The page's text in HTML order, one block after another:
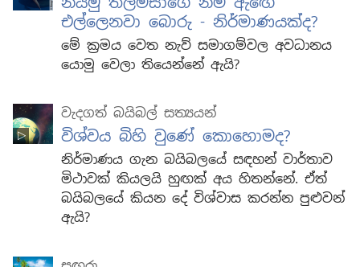
එල්ලෙනවා බොරු - නිර්මාණයක්ද?
මේ ක්‍රමය වෙත නැව් සමාගම්වල අවධානය
යොමු වෙලා තියෙන්නේ ඇයි?
වැදගත් බයිබල් සත්‍යයන්
විශ්වය බිහි වුණේ කොහොමද?
නිර්මාණය ගැන බයිබලයේ සඳහන් වාර්තාව
මිථාවක් කියලයි හුඟක් අය හිතන්නේ. ඒත්
බයිබලයේ කියන දේ විශ්වාස කරන්න පුළුවන්
ඇයි?